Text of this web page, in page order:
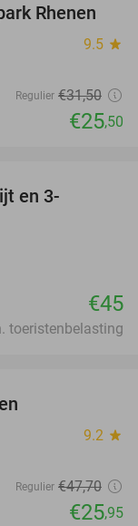
19%
Rhenen
9.5 star
Regulier €31,50
€25,50
en 3-
€45
toeristenbelasting
9.2 star
Regulier €47,70
€25,95